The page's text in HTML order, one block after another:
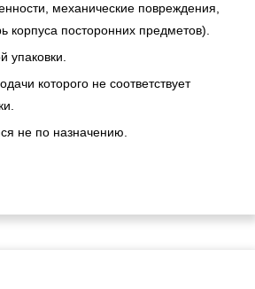
механические повреждения,
корпуса посторонних предметов).
упаковки.
которого не соответствует
не по назначению.